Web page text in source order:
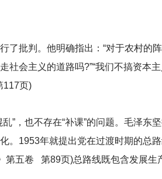
了批判。他明确指出：“对于农村的
社会主义的道路吗?”“我们不搞资本
117页)
”，也不存在“补课”的问题。毛泽
。1953年就提出党在过渡时期的总
第五卷 第89页)总路线既包含发展